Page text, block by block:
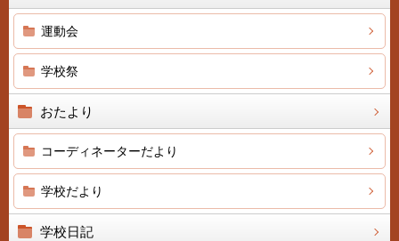
運動会
学校祭
おたより
コーディネーターだより
学校だより
学校日記